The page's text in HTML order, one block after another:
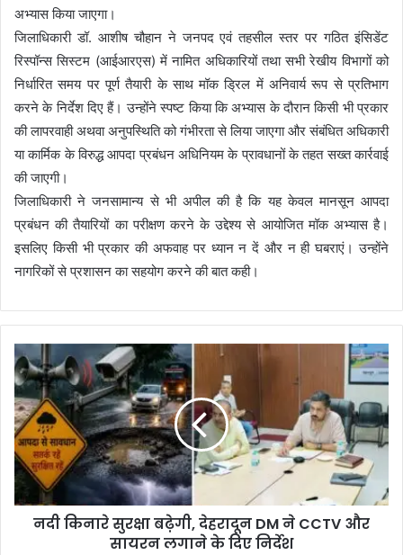
अभ्यास किया जाएगा।
जिलाधिकारी डॉ. आशीष चौहान ने जनपद एवं तहसील स्तर पर गठित इंसिडेंट
रिस्पॉन्स सिस्टम (आईआरएस) में नामित अधिकारियों तथा सभी रेखीय विभागों को
निर्धारित समय पर पूर्ण तैयारी के साथ मॉक ड्रिल में अनिवार्य रूप से प्रतिभाग
करने के निर्देश दिए हैं। उन्होंने स्पष्ट किया कि अभ्यास के दौरान किसी भी प्रकार
की लापरवाही अथवा अनुपस्थिति को गंभीरता से लिया जाएगा और संबंधित अधिकारी
या कार्मिक के विरुद्ध आपदा प्रबंधन अधिनियम के प्रावधानों के तहत सख्त कार्रवाई
की जाएगी।
जिलाधिकारी ने जनसामान्य से भी अपील की है कि यह केवल मानसून आपदा
प्रबंधन की तैयारियों का परीक्षण करने के उद्देश्य से आयोजित मॉक अभ्यास है।
इसलिए किसी भी प्रकार की अफवाह पर ध्यान न दें और न ही घबराएं। उन्होंने
नागरिकों से प्रशासन का सहयोग करने की बात कही।
नदी किनारे सुरक्षा बढ़ेगी, देहरादून DM ने CCTV और
सायरन लगाने के दिए निर्देश